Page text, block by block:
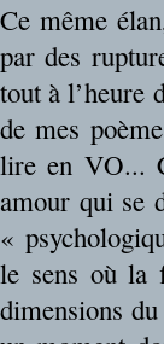
Ce même
par des
tout à l’heure
de mes
lire en VO...
amour qui se
«
le sens où la
dimensions